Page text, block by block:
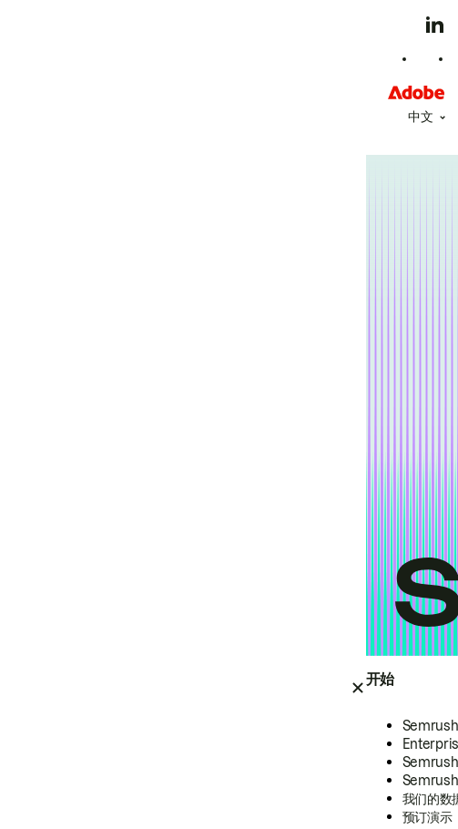
开始
Semrush
我们的数
预订演示
中文